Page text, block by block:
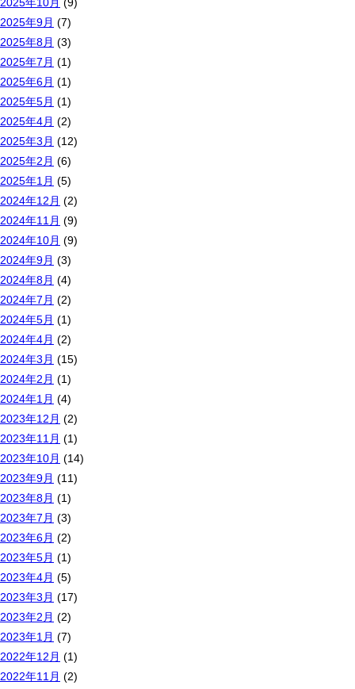
2025年9月 (7)
2025年8月 (3)
2025年7月 (1)
2025年6月 (1)
2025年5月 (1)
2025年4月 (2)
2025年3月 (12)
2025年2月 (6)
2025年1月 (5)
2024年12月 (2)
2024年11月 (9)
2024年10月 (9)
2024年9月 (3)
2024年8月 (4)
2024年7月 (2)
2024年5月 (1)
2024年4月 (2)
2024年3月 (15)
2024年2月 (1)
2024年1月 (4)
2023年12月 (2)
2023年11月 (1)
2023年10月 (14)
2023年9月 (11)
2023年8月 (1)
2023年7月 (3)
2023年6月 (2)
2023年5月 (1)
2023年4月 (5)
2023年3月 (17)
2023年2月 (2)
2023年1月 (7)
2022年12月 (1)
2022年11月 (2)